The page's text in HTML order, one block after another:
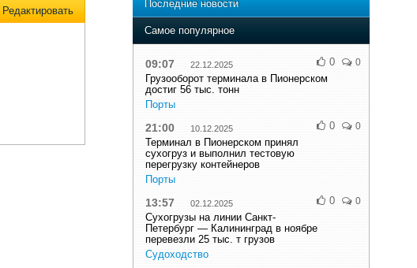
Редактировать
Последние новости
Самое популярное
09:07 22.12.2025
Грузооборот терминала в Пионерском
достиг 56 тыс. тонн
Порты
0 0
21:00 10.12.2025
Терминал в Пионерском принял
сухогруз и выполнил тестовую
перегрузку контейнеров
Порты
0 0
13:57 02.12.2025
Сухогрузы на линии Санкт-
Петербург — Калининград в ноябре
перевезли 25 тыс. т грузов
Судоходство
0 0